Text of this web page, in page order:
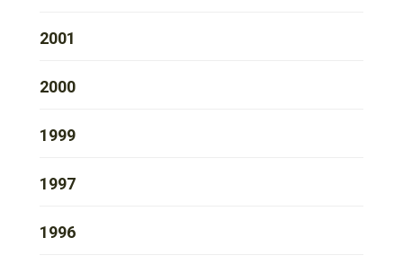
2001
2000
1999
1997
1996